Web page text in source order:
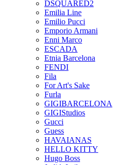
DSQUARED2
Emilia Line
Emilio Pucci
Emporio Armani
Enni Marco
ESCADA
Etnia Barcelona
FENDI
Fila
For Art's Sake
Furla
GIGIBARCELONA
GIGIStudios
Gucci
Guess
HAVAIANAS
HELLO KITTY
Hugo Boss